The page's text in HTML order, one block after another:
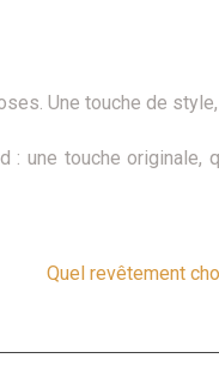
Une touche de
une touche originale,
Quel revêtement